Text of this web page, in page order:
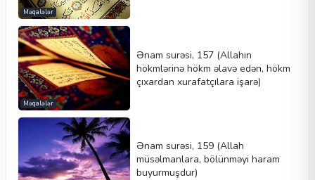
Məqalələr
Məqalələr
Ənam surəsi, 157 (Allahın
hökmlərinə hökm əlavə edən, hökm
çıxardan xurafatçılara işarə)
Ənam surəsi, 159 (Allah
müsəlmanlara, bölünməyi haram
buyurmuşdur)